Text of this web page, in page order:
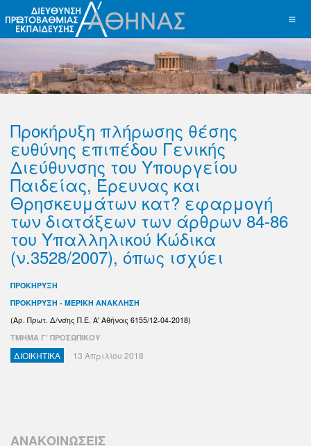
Προκήρυξη πλήρωσης θέσης
ευθύνης επιπέδου Γενικής
Διεύθυνσης του Υπουργείου
Παιδείας, Έρευνας και
Θρησκευμάτων κατ? εφαρμογή
των διατάξεων των άρθρων 84-86
του Υπαλληλικού Κώδικα
(ν.3528/2007), όπως ισχύει
ΠΡΟΚΗΡΥΞΗ
ΠΡΟΚΗΡΥΞΗ - ΜΕΡΙΚΗ ΑΝΑΚΛΗΣΗ
(Αρ. Πρωτ. Δ/νσης Π.Ε. Α' Αθήνας 6155/12-04-2018)
ΤΜΗΜΑ Γ' ΠΡΟΣΩΠΙΚΟΥ
ΔΙΟΙΚΗΤΙΚΑ 13 Απριλίου 2018
ΑΝΑΚΟΙΝΩΣΕΙΣ